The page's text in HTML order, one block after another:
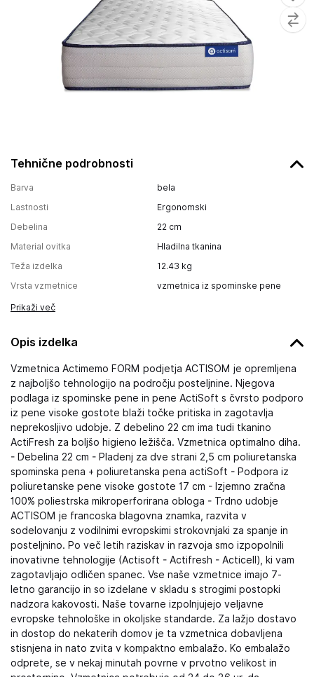
Tehnične podrobnosti
Barva
bela
Lastnosti
Ergonomski
Debelina
22 cm
Material ovitka
Hladilna tkanina
Teža izdelka
12.43 kg
Vrsta vzmetnice
vzmetnica iz spominske pene
Prikaži več
Opis izdelka
Vzmetnica Actimemo FORM podjetja ACTISOM je opremljena
z najboljšo tehnologijo na področju posteljnine. Njegova
podlaga iz spominske pene in pene ActiSoft s čvrsto podporo
iz pene visoke gostote blaži točke pritiska in zagotavlja
neprekosljivo udobje. Z debelino 22 cm ima tudi tkanino
ActiFresh za boljšo higieno ležišča. Vzmetnica optimalno diha.
- Debelina 22 cm - Pladenj za dve strani 2,5 cm poliuretanska
spominska pena + poliuretanska pena actiSoft - Podpora iz
poliuretanske pene visoke gostote 17 cm - Izjemno zračna
100% poliestrska mikroperforirana obloga - Trdno udobje
ACTISOM je francoska blagovna znamka, razvita v
sodelovanju z vodilnimi evropskimi strokovnjaki za spanje in
posteljnino. Po več letih raziskav in razvoja smo izpopolnili
inovativne tehnologije (Actisoft - Actifresh - Acticell), ki vam
zagotavljajo odličen spanec. Vse naše vzmetnice imajo 7-
letno garancijo in so izdelane v skladu s strogimi postopki
nadzora kakovosti. Naše tovarne izpolnjujejo veljavne
evropske tehnološke in okoljske standarde. Za lažjo dostavo
in dostop do nekaterih domov je ta vzmetnica dobavljena
stisnjena in nato zvita v kompaktno embalažo. Ko embalažo
odprete, se v nekaj minutah povrne v prvotno velikost in